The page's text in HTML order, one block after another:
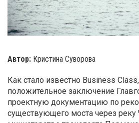
Автор: Кристина Суворова
Как стало известно Business
положительное заключение
проектную документацию по
существующего моста через